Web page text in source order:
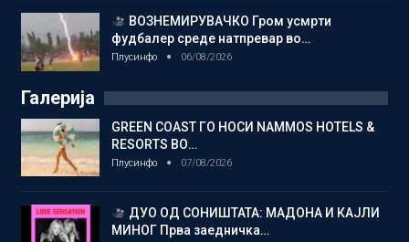
ВОЗНЕМИРУВАЧКО Гром усмрти
фудбалер среде натпревар во…
Плусинфо 06/08/2026
Галерија
GREEN COAST ГО НОСИ NAMMOS HOTELS &
RESORTS ВО…
Плусинфо 07/08/2026
ДУО ОД СОНИШТАТА: МАДОНА И КАЈЛИ
МИНОГ Прва заедничка…